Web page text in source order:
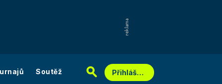
Soutěž Přihlášení